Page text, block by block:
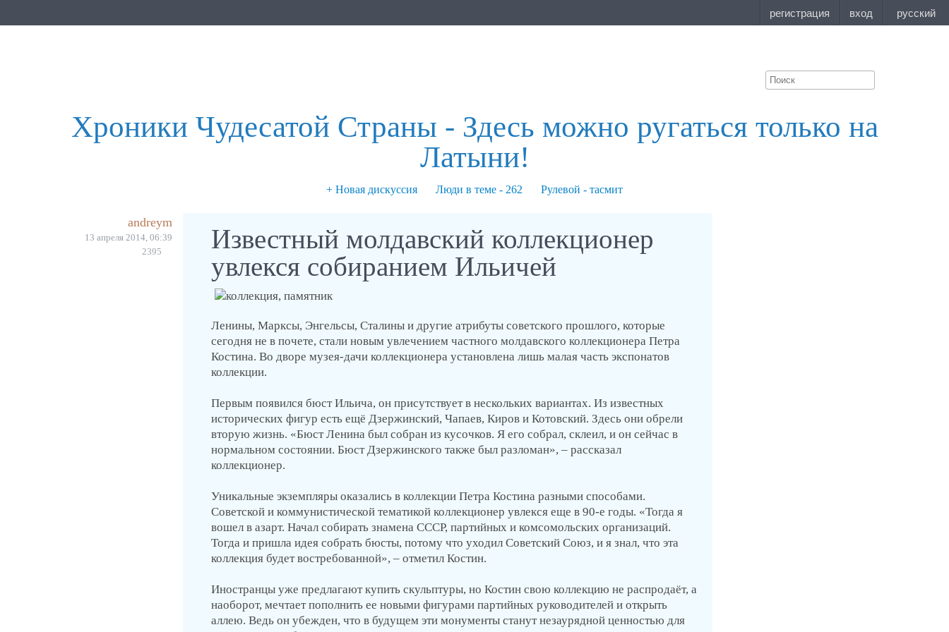
Хроники Чудесатой Страны - Здесь можно ругаться только на
Латыни!
+ Новая дискуссия Люди в теме - 262 Рулевой - тасмит
andreym
13 апреля 2014, 06:39
2395
Известный молдавский коллекционер
увлекся собиранием Ильичей
Ленины, Марксы, Энгельсы, Сталины и другие атрибуты советского прошлого, которые
сегодня не в почете, стали новым увлечением частного молдавского коллекционера Петра
Костина. Во дворе музея-дачи коллекционера установлена лишь малая часть экспонатов
коллекции.
Первым появился бюст Ильича, он присутствует в нескольких вариантах. Из известных
исторических фигур есть ещё Дзержинский, Чапаев, Киров и Котовский. Здесь они обрели
вторую жизнь. «Бюст Ленина был собран из кусочков. Я его собрал, склеил, и он сейчас в
нормальном состоянии. Бюст Дзержинского также был разломан», – рассказал
коллекционер.
Уникальные экземпляры оказались в коллекции Петра Костина разными способами.
Советской и коммунистической тематикой коллекционер увлекся еще в 90-е годы. «Тогда я
вошел в азарт. Начал собирать знамена СССР, партийных и комсомольских организаций.
Тогда и пришла идея собрать бюсты, потому что уходил Советский Союз, и я знал, что эта
коллекция будет востребованной», – отметил Костин.
Иностранцы уже предлагают купить скульптуры, но Костин свою коллекцию не распродаёт, а
наоборот, мечтает пополнить ее новыми фигурами партийных руководителей и открыть
аллею. Ведь он убежден, что в будущем эти монументы станут незаурядной ценностью для